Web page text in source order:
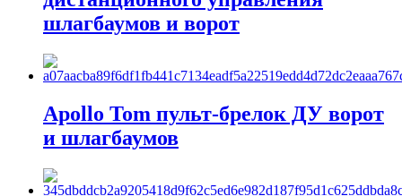
шлагбаумов и ворот
Apollo Tom пульт-брелок ДУ ворот
и шлагбаумов